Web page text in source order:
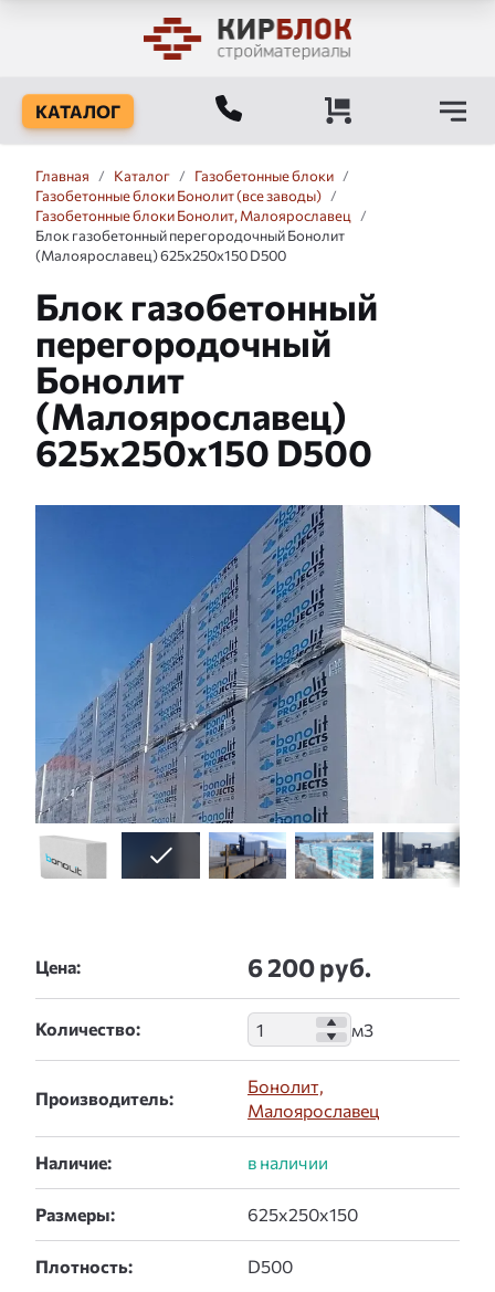
КАТАЛОГ
Главная / Каталог / Газобетонные блоки /
Газобетонные блоки Бонолит (все заводы) /
Газобетонные блоки Бонолит, Малоярославец
/
Блок газобетонный перегородочный Бонолит
(Малоярославец) 625x250x150 D500
Блок газобетонный
перегородочный
Бонолит
(Малоярославец)
625x250x150 D500
Цена: 6 200 руб.
Количество:
Производитель:
Бонолит,
Малоярославец
Наличие:
Размеры:
Плотность: